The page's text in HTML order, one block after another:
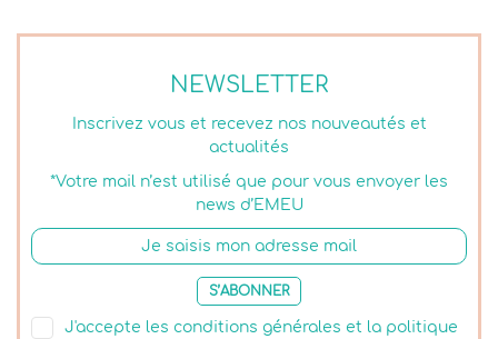
NEWSLETTER
Inscrivez vous et recevez nos nouveautés et
actualités
*Votre mail n’est utilisé que pour vous envoyer les
news d’EMEU
S’ABONNER
J'accepte les conditions générales et la politique